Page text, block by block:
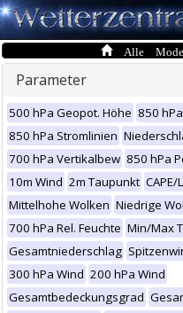
Alle
Parameter
500 hPa Geopot. Höhe 850
850 hPa Stromlinien
700 hPa Vertikalbew 850 hPa
10m Wind 2m Taupunkt CAPE/
Mittelhohe Wolken Niedrige
700 hPa Rel. Feuchte Min/Max
Gesamtniederschlag
300 hPa Wind 200 hPa Wind
Gesamtbedeckungsgrad